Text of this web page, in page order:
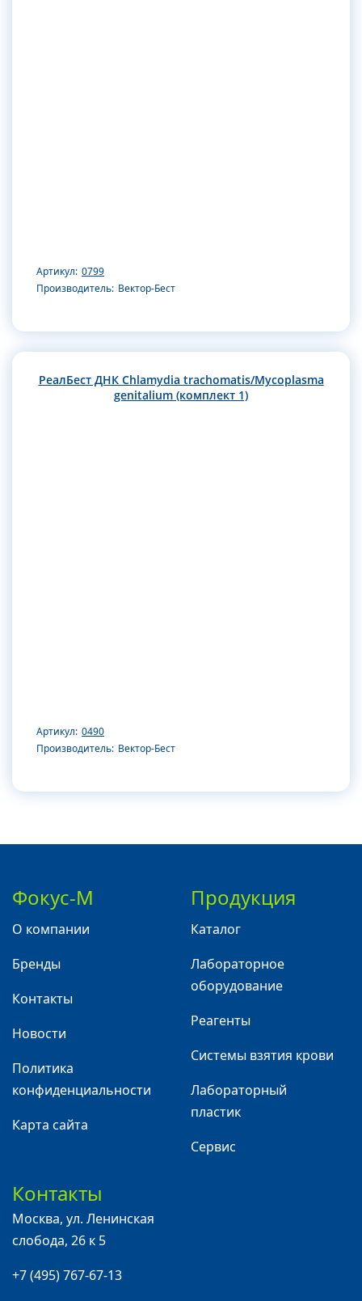
Артикул: 0799
Производитель: Вектор-Бест
РеалБест ДНК Chlamydia trachomatis/Mycoplasma
genitalium (комплект 1)
Артикул: 0490
Производитель: Вектор-Бест
Фокус-М
О компании
Бренды
Контакты
Новости
Политика
конфиденциальности
Карта сайта
Продукция
Каталог
Лабораторное
оборудование
Реагенты
Системы взятия крови
Лабораторный
пластик
Сервис
Контакты
Москва, ул. Ленинская
слобода, 26 к 5
+7 (495) 767-67-13